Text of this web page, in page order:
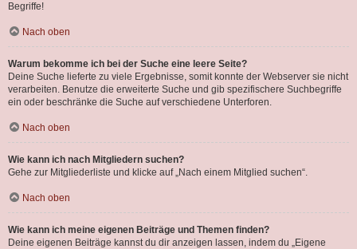
Begriffe!
Nach oben
Warum bekomme ich bei der Suche eine leere Seite?
Deine Suche lieferte zu viele Ergebnisse, somit konnte der Webserver sie nicht
verarbeiten. Benutze die erweiterte Suche und gib spezifischere Suchbegriffe
ein oder beschränke die Suche auf verschiedene Unterforen.
Nach oben
Wie kann ich nach Mitgliedern suchen?
Gehe zur Mitgliederliste und klicke auf „Nach einem Mitglied suchen“.
Nach oben
Wie kann ich meine eigenen Beiträge und Themen finden?
Deine eigenen Beiträge kannst du dir anzeigen lassen, indem du „Eigene